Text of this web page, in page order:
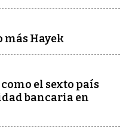
más Hayek
el sexto país
bancaria en